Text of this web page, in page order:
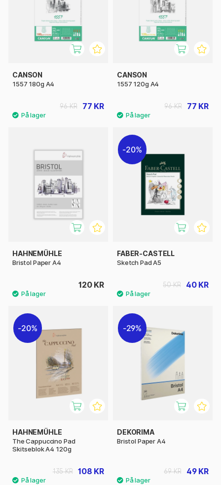
CANSON
1557 180g A4
77 KR
96 KR
CANSON
1557 120g A4
77 KR
96 KR
HAHNEMÜHLE
Bristol Paper A4
120 KR
20%
FABER-CASTELL
Sketch Pad A5
40 KR
50 KR
20%
HAHNEMÜHLE
The Cappuccino Pad
Skitseblok A4 120g
108 KR
135 KR
29%
DEKORIMA
Bristol Paper A4
49 KR
69 KR